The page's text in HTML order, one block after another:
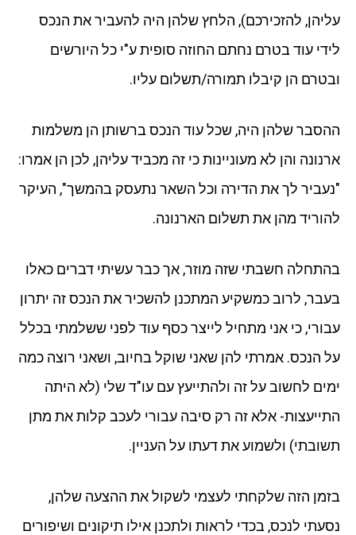
עליהן, להזכירכם), הלחץ שלהן היה להעביר את הנכס
לידי עוד בטרם נחתם החוזה סופית ע"י כל היורשים
ובטרם הן קיבלו תמורה/תשלום עליו.
ההסבר שלהן היה, שכל עוד הנכס ברשותן הן משלמות
ארנונה והן לא מעוניינות כי זה מכביד עליהן, לכן הן אמרו:
"נעביר לך את הדירה וכל השאר נתעסק בהמשך", העיקר
להוריד מהן את תשלום הארנונה.
בהתחלה חשבתי שזה מוזר, אך כבר עשיתי דברים כאלו
בעבר, לרוב כמשקיע המתכנן להשכיר את הנכס זה יתרון
עבורי, כי אני מתחיל לייצר כסף עוד לפני ששלמתי בכלל
על הנכס. אמרתי להן שאני שוקל בחיוב, ושאני רוצה כמה
ימים לחשוב על זה ולהתייעץ עם עו"ד שלי (לא היתה
התייעצות- אלא זה רק סיבה עבורי לעכב קלות את מתן
תשובתי) ולשמוע את דעתו על העניין.
בזמן הזה שלקחתי לעצמי לשקול את ההצעה שלהן,
נסעתי לנכס, בכדי לראות ולתכנן אילו תיקונים ושיפורים